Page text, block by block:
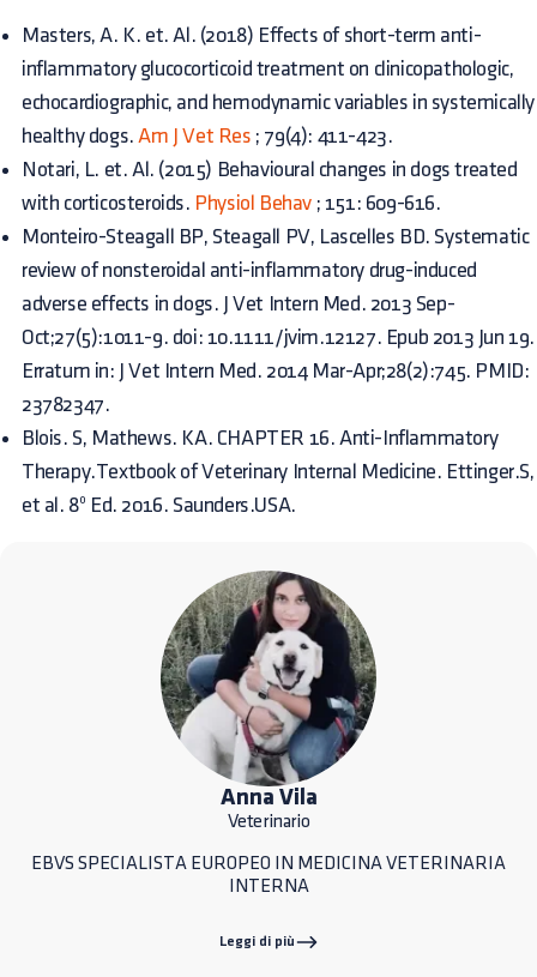
Masters, A. K. et. Al. (2018) Effects of short-term anti-
inflammatory glucocorticoid treatment on clinicopathologic,
echocardiographic, and hemodynamic variables in systemically
healthy dogs. Am J Vet Res ; 79(4): 411-423.
Notari, L. et. Al. (2015) Behavioural changes in dogs treated
with corticosteroids. Physiol Behav ; 151: 609-616.
Monteiro-Steagall BP, Steagall PV, Lascelles BD. Systematic
review of nonsteroidal anti-inflammatory drug-induced
adverse effects in dogs. J Vet Intern Med. 2013 Sep-
Oct;27(5):1011-9. doi: 10.1111/jvim.12127. Epub 2013 Jun 19.
Erratum in: J Vet Intern Med. 2014 Mar-Apr;28(2):745. PMID:
23782347.
Blois. S, Mathews. KA. CHAPTER 16. Anti-Inflammatory
Therapy.Textbook of Veterinary Internal Medicine. Ettinger.S,
et al. 8º Ed. 2016. Saunders.USA.
Anna Vila
Veterinario
EBVS SPECIALISTA EUROPEO IN MEDICINA VETERINARIA
INTERNA
Leggi di più